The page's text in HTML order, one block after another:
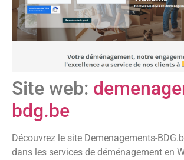
Site web:
bdg.be
Découvrez le site Demenagements-
dans les services de déménagement en